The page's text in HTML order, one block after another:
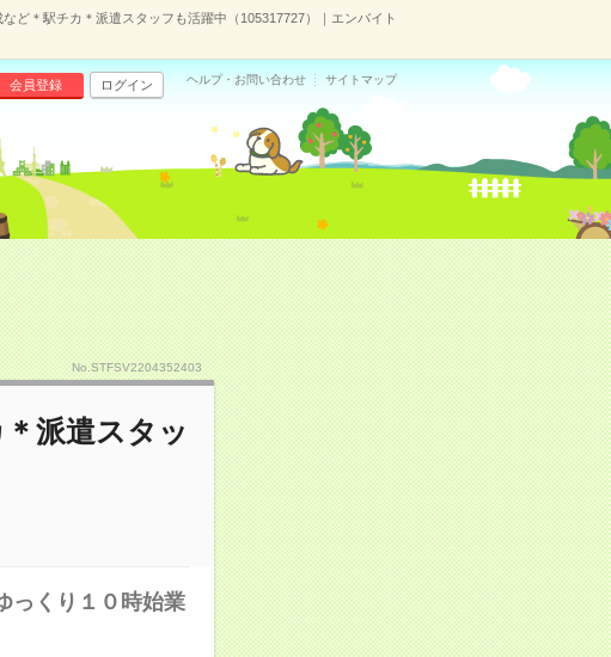
ど＊駅チカ＊派遣スタッフも活躍中（105317727）｜エンバイト
会員登録 ログイン ヘルプ・お問い合わせ サイトマップ
No.STFSV2204352403
派遣スタッ
っくり１０時始業